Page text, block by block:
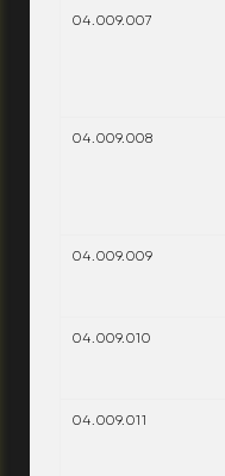
04.009.007
04.009.008
04.009.009
04.009.010
04.009.011